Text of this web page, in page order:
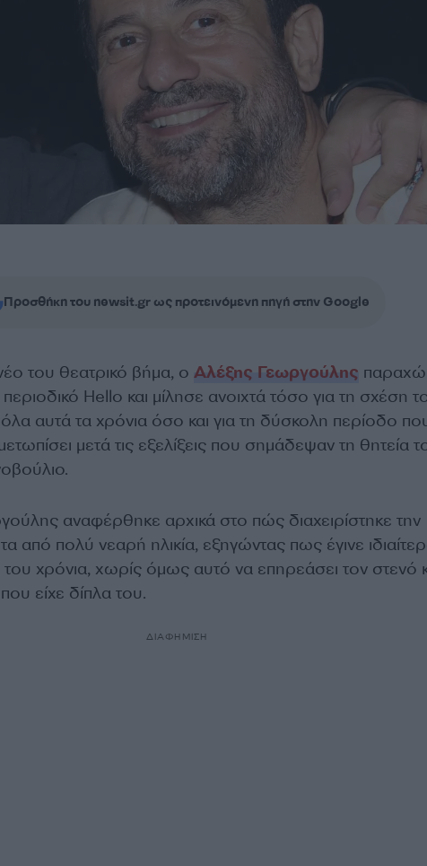
Προσθήκη του newsit.gr ως προτεινόμενη πηγή στην Google
του θεατρικό βήμα, ο Αλέξης Γεωργούλης
Hello και μίλησε ανοιχτά τόσο για τη σχέση
αυτά τα χρόνια όσο και για τη δύσκολη περίοδο
μετά τις εξελίξεις που σημάδεψαν τη θητεία
αναφέρθηκε αρχικά στο πώς διαχειρίστηκε την
από πολύ νεαρή ηλικία, εξηγώντας πως έγινε
χρόνια, χωρίς όμως αυτό να επηρεάσει τον στενό
είχε δίπλα του.
ΔΙΑΦΗΜΙΣΗ